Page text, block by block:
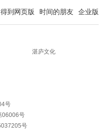
得到网页版 时间的朋友 企业版
湛庐文化
号
06006号
号